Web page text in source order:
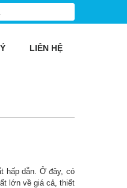
LIÊN HỆ
hấp dẫn. Ở đây, có
lớn về giá cả, thiết